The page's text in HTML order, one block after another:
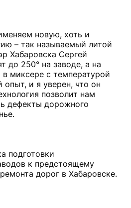
новую, хоть и
– так называемый литой
Хабаровска Сергей
до 250° на заводе, а на
миксере с температурой
опыт, и я уверен, что он
позволит нам
дефекты дорожного
подготовки
к предстоящему
дорог в Хабаровске.